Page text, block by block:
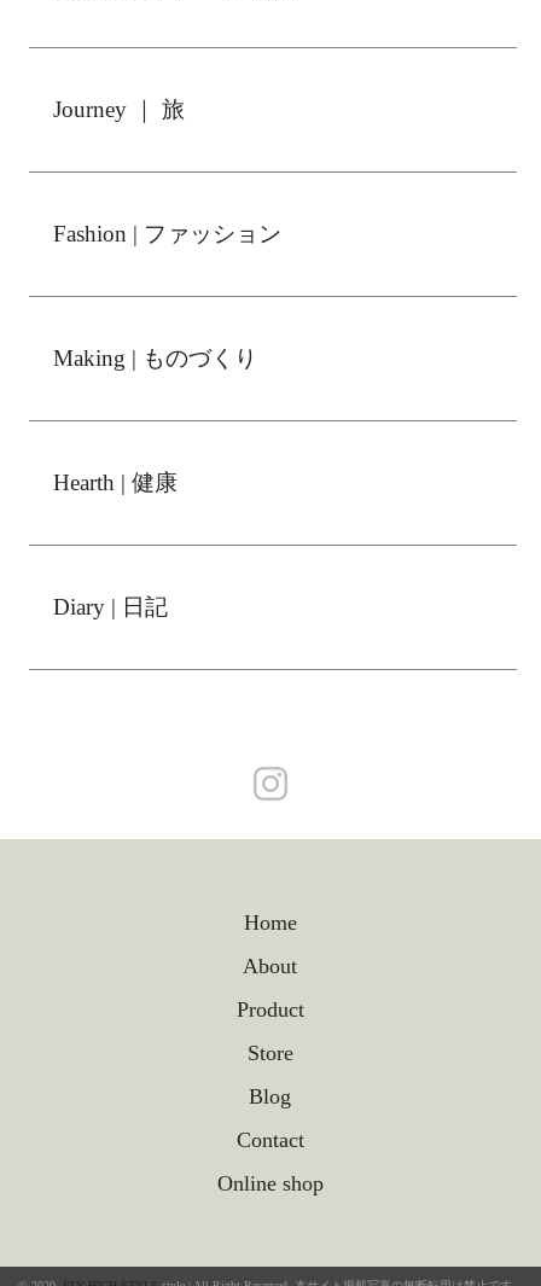
Journey ｜ 旅
Fashion | ファッション
Making | ものづくり
Hearth | 健康
Diary | 日記
Home
About
Product
Store
Blog
Contact
Online shop